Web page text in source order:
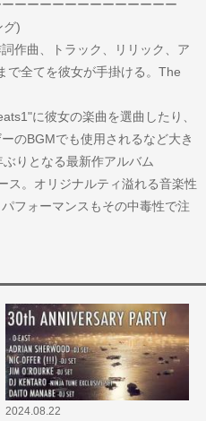
ーーーーーーーーーーーーー
グ)
作曲、トラック、リリック、ア
で全てを彼女が手掛ける。The
に彼女の楽曲を選曲したり、
のBGMでも使用されるなど大き
りとなる最新作アルバム
ス。オリジナルティ溢れる音楽性
フォーマンスもその中毒性で注
2024.08.22